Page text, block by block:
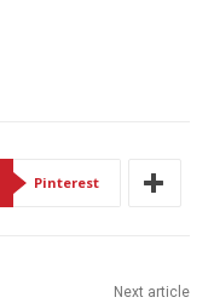
Pinterest
Next article